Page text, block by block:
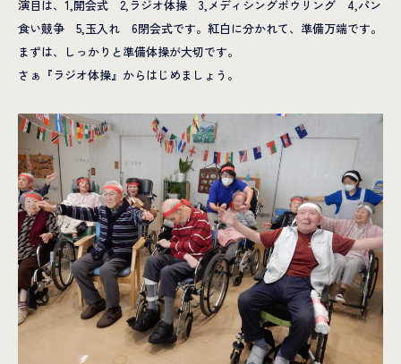
演目は、1,開会式 2,ラジオ体操 3,メディシングボウリング 4,パン
食い競争 5,玉入れ 6閉会式です。紅白に分かれて、準備万端です。
まずは、しっかりと準備体操が大切です。
さぁ『ラジオ体操』からはじめましょう。